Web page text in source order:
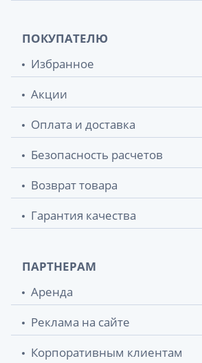
ПОКУПАТЕЛЮ
Избранное
Акции
Оплата и доставка
Безопасность расчетов
Возврат товара
Гарантия качества
ПАРТНЕРАМ
Аренда
Реклама на сайте
Корпоративным клиентам